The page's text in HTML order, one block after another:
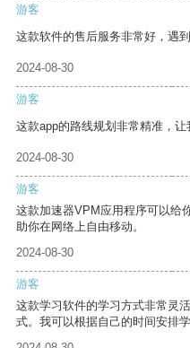
游客
这款软件的售后服务非常好，遇
2024-08-30
游客
这款app的路线规划非常精准，让
2024-08-30
游客
这款加速器VPM应用程序可以给
助你在网络上自由移动。
2024-08-30
游客
这款学习软件的学习方式非常灵
式。我可以根据自己的时间安排学